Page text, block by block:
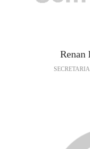
Renan